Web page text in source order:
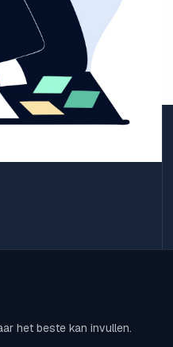
het beste kan invullen.